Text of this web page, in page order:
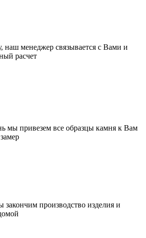
наш менеджер связывается с Вами и
расчет
мы привезем все образцы камня к Вам
закончим производство изделия и